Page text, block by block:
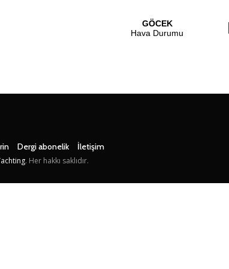
Dergi abonelik İletişim
. Her hakkı saklıdır.